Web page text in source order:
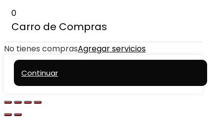
0
Carro de Compras
No tienes comprasAgregar servicios
Continuar